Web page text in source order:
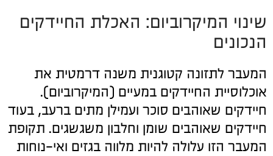
שינוי המיקרוביום: האכלת החיידקים
הנכונים
המעבר לתזונה קטוגנית משנה דרמטית את
אוכלוסיית החיידקים במעיים (המיקרוביום).
חיידקים שאוהבים סוכר ועמילן מתים ברעב, בעוד
חיידקים שאוהבים שומן וחלבון משגשגים. תקופת
המעבר הזו עלולה להיות מלווה בגזים ואי-נוחות